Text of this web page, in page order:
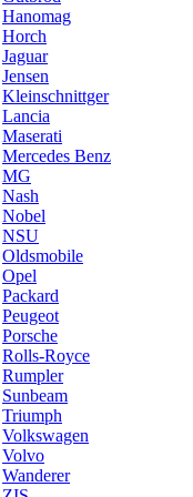
Hanomag
Horch
Jaguar
Jensen
Kleinschnittger
Lancia
Maserati
Mercedes Benz
MG
Nash
Nobel
NSU
Oldsmobile
Opel
Packard
Peugeot
Porsche
Rolls-Royce
Rumpler
Sunbeam
Triumph
Volkswagen
Volvo
Wanderer